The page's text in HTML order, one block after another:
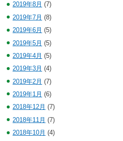
2019年8月 (7)
2019年7月 (8)
2019年6月 (5)
2019年5月 (5)
2019年4月 (5)
2019年3月 (4)
2019年2月 (7)
2019年1月 (6)
2018年12月 (7)
2018年11月 (7)
2018年10月 (4)